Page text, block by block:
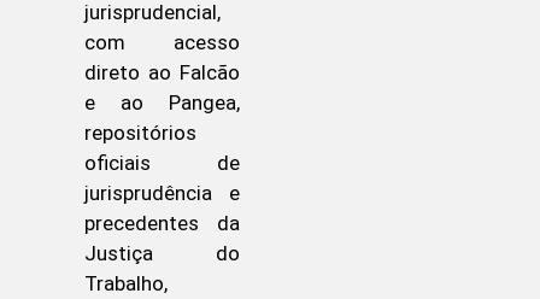
jurisprudencial,
com acesso
direto ao Falcão
e ao Pangea,
repositórios
oficiais de
jurisprudência e
precedentes da
Justiça do
Trabalho,